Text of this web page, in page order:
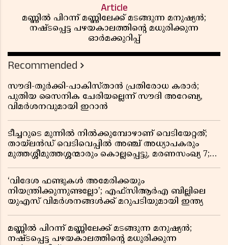
Article
മണ്ണിൽ പിറന്ന് മണ്ണിലേക്ക് മടങ്ങുന്ന മനുഷ്യൻ;
നഷ്ടപ്പെട്ട പഴയകാലത്തിൻ്റെ മധുരിക്കുന്ന
ഓർമക്കുറിപ്പ്
Recommended
സൗദി-തുർക്കി-പാകിസ്താൻ പ്രതിരോധ കരാർ;
പുതിയ സൈനിക ചേരിയല്ലെന്ന് സൗദി അറേബ്യ,
വിമർശനവുമായി ഇറാൻ
ടീച്ചറുടെ മുന്നിൽ നിൽക്കുമ്പോഴാണ് വെടിയേറ്റത്;
തായ്‌ലൻഡ് വെടിവെപ്പിൽ അഞ്ച് അധ്യാപകരും
മുത്തശ്ശീമുത്തശ്ശന്മാരും കൊല്ലപ്പെട്ടു, മരണസംഖ്യ 7;
‘വിദേശ ഫണ്ടുകൾ അമേരിക്കയും
നിയന്ത്രിക്കുന്നുണ്ടല്ലോ’; എഫ്സിആർഎ ബില്ലിലെ
യുഎസ് വിമർശനങ്ങൾക്ക് മറുപടിയുമായി ഇന്ത്യ
മണ്ണിൽ പിറന്ന് മണ്ണിലേക്ക് മടങ്ങുന്ന മനുഷ്യൻ;
നഷ്ടപ്പെട്ട പഴയകാലത്തിൻ്റെ മധുരിക്കുന്ന